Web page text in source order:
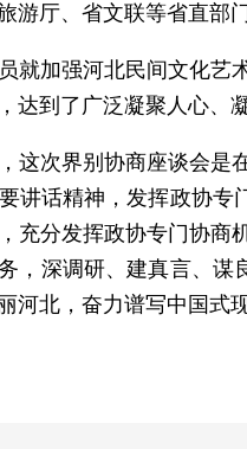
游厅、省文联等省直部
加强河北民间文化艺术
达到了广泛凝聚人心、
次界别协商座谈会是在
讲话精神，发挥政协专
充分发挥政协专门协商
，深调研、建真言、谋
河北，奋力谱写中国式